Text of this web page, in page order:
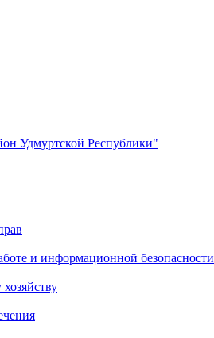
Удмуртской Республики"
и информационной безопасности